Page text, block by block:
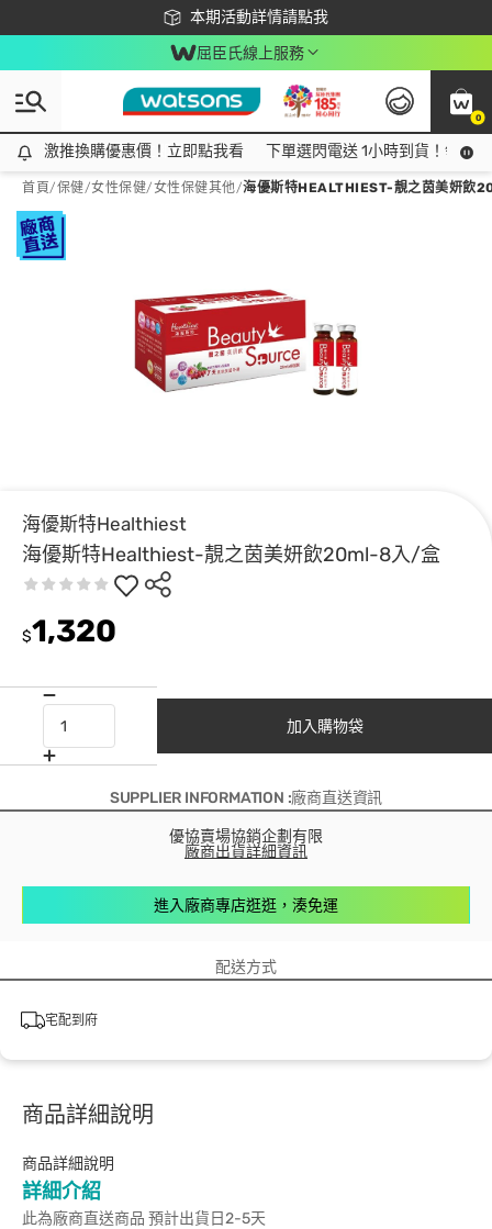
本期活動詳情請點我
下載app最高回饋$350
屈臣氏線上服務
0
激推換購優惠價！立即點我看
激推換購優惠價！立即點我看 下單選閃電送 1小時到貨！領神
首頁/保健/女性保健/女性保健其他/海優斯特HEALTHIEST-靚之茵美妍飲
海優斯特Healthiest
海優斯特Healthiest-靚之茵美妍飲20ml-8入/盒
$1,320
加入購物袋
SUPPLIER INFORMATION :廠商直送資訊
優協賣場協銷企劃有限
廠商出貨詳細資訊
進入廠商專店逛逛，湊免運
配送方式
宅配到府
商品詳細說明
商品詳細說明
詳細介紹
此為廠商直送商品 預計出貨日2-5天